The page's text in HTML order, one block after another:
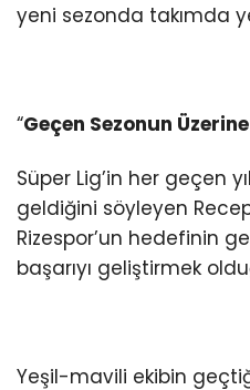
yeni sezonda takımda
“Geçen Sezonun
Süper Lig’in her geçen
geldiğini söyleyen
Rizespor’un hedefinin
başarıyı geliştirmek
Yeşil-mavili ekibin